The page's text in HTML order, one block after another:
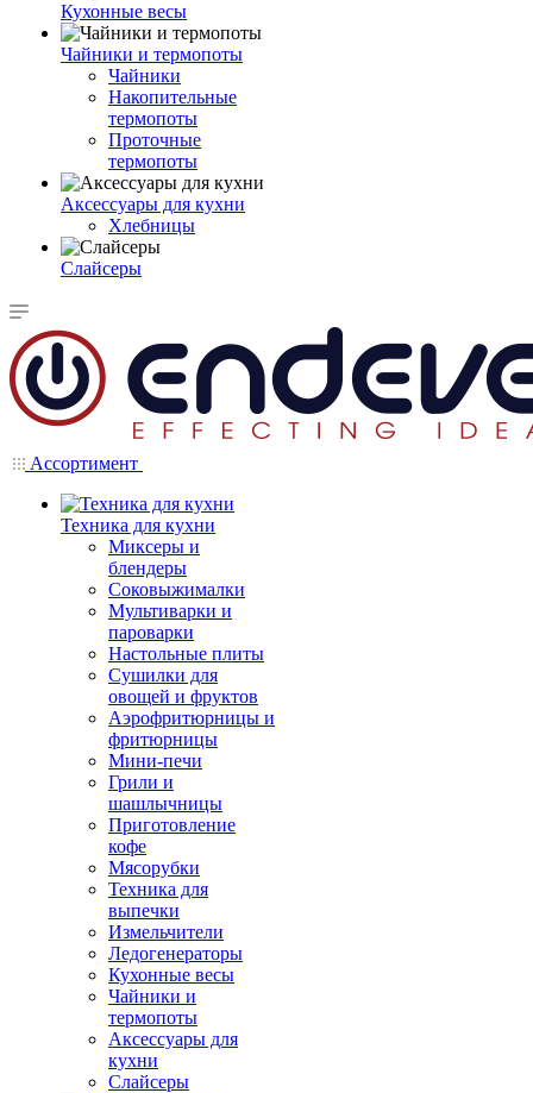
Кухонные весы
Чайники и термопоты
Чайники
Накопительные
термопоты
Проточные
термопоты
Аксессуары для кухни
Хлебницы
Слайсеры
Ассортимент
Техника для кухни
Миксеры и
блендеры
Соковыжималки
Мультиварки и
пароварки
Настольные плиты
Сушилки для
овощей и фруктов
Аэрофритюрницы и
фритюрницы
Мини-печи
Грили и
шашлычницы
Приготовление
кофе
Мясорубки
Техника для
выпечки
Измельчители
Ледогенераторы
Кухонные весы
Чайники и
термопоты
Аксессуары для
кухни
Слайсеры